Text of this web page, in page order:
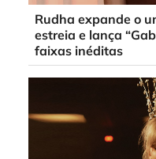
Rudha expande o
estreia e lança
faixas inéditas